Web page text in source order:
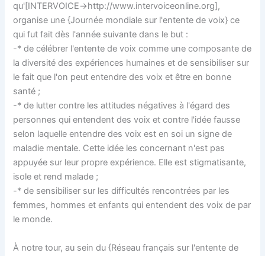
qu'[INTERVOICE->http://www.intervoiceonline.org],
organise une {Journée mondiale sur l'entente de voix} ce
qui fut fait dès l'année suivante dans le but :
-* de célébrer l'entente de voix comme une composante de
la diversité des expériences humaines et de sensibiliser sur
le fait que l'on peut entendre des voix et être en bonne
santé ;
-* de lutter contre les attitudes négatives à l'égard des
personnes qui entendent des voix et contre l'idée fausse
selon laquelle entendre des voix est en soi un signe de
maladie mentale. Cette idée les concernant n'est pas
appuyée sur leur propre expérience. Elle est stigmatisante,
isole et rend malade ;
-* de sensibiliser sur les difficultés rencontrées par les
femmes, hommes et enfants qui entendent des voix de par
le monde.
À notre tour, au sein du {Réseau français sur l'entente de